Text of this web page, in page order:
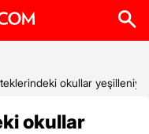
okullar
okullar